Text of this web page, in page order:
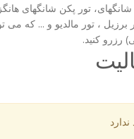
تور پکن شانگهای
برزیل ، تور مالدیو و ... که می
رزرو کنید.